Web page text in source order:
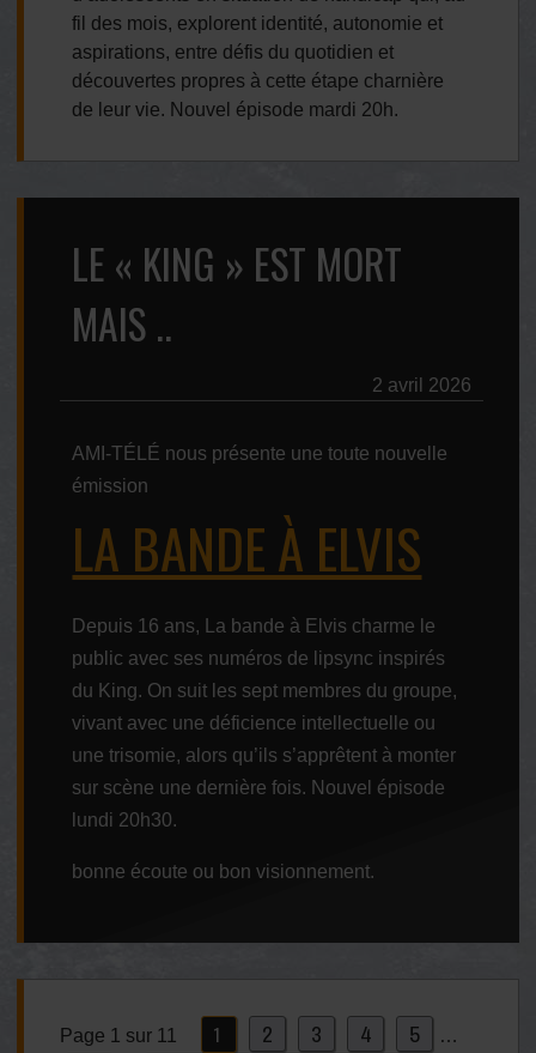
fil des mois, explorent identité, autonomie et
aspirations, entre défis du quotidien et
découvertes propres à cette étape charnière
de leur vie. Nouvel épisode mardi 20h.
LE « KING » EST MORT
MAIS ..
2 avril 2026
AMI-TÉLÉ nous présente une toute nouvelle
émission
LA BANDE À ELVIS
Depuis 16 ans, La bande à Elvis charme le
public avec ses numéros de lipsync inspirés
du King. On suit les sept membres du groupe,
vivant avec une déficience intellectuelle ou
une trisomie, alors qu’ils s’apprêtent à monter
sur scène une dernière fois. Nouvel épisode
lundi 20h30.
bonne écoute ou bon visionnement.
Page 1 sur 11 1 2 3 4 5 …